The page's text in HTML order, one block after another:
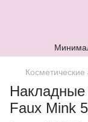
Косметические
Faux Mink